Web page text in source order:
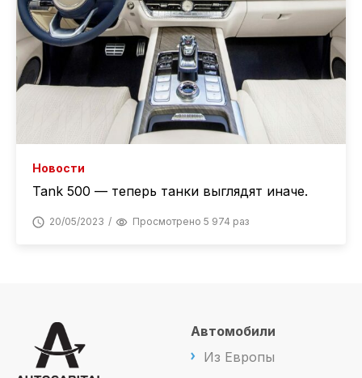
Новости
Tank 500 — теперь танки выглядят иначе.
20/05/2023 Просмотрено 5 974 раз
Автомобили
Из Европы